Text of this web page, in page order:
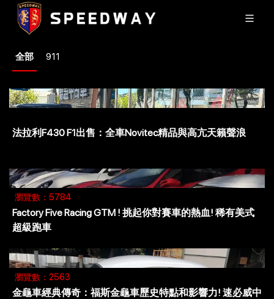
全部 911
法拉利F430 F1出售：全車Novitec精品與高亢天籟聲浪
瀏覽數：5784
Factory Five Racing GTM ! 挑起你對賽車的熱血! 稀有美式
超級跑車
瀏覽數：2563
金龜車經典傳奇：福斯金龜車歷史特點和影響力! 速必威中